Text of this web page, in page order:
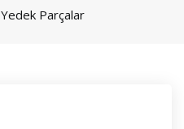
Yedek Parçalar